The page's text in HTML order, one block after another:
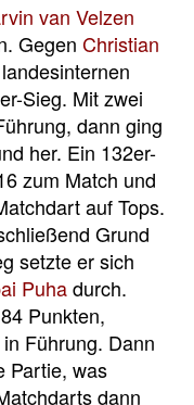
van Velzen
Gegen Christian
Sieg. Mit zwei
dann ging
her. Ein 132er-
zum Match und
auf Tops.
Grund
setzte er sich
Puhadurch.
Punkten,
Führung. Dann
Partie, was
dann